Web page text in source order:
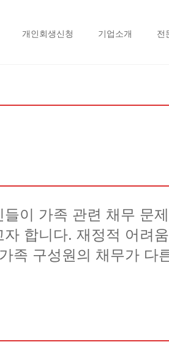
개인회생신청 기업소개 전
이 가족 관련 채무 문
합니다. 재정적 어려
족 구성원의 채무가 다